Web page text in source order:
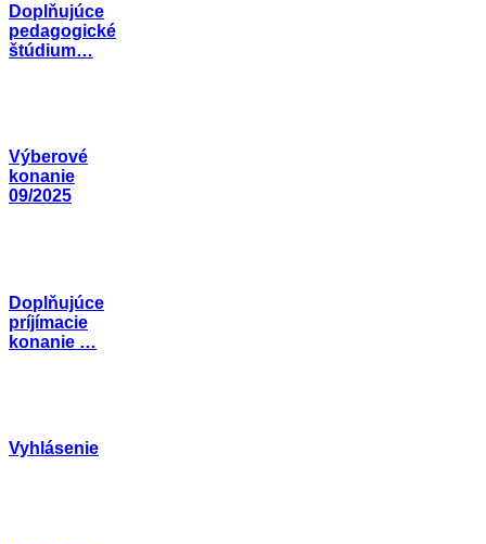
Doplňujúce
pedagogické
štúdium…
Výberové
konanie
09/2025
Doplňujúce
príjímacie
konanie …
Vyhlásenie